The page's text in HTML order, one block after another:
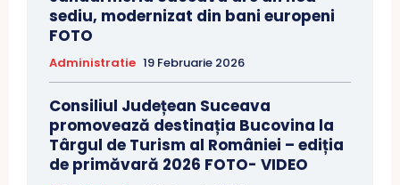
sediu, modernizat din bani europeni
FOTO
Administratie 19 Februarie 2026
Consiliul Județean Suceava
promovează destinația Bucovina la
Târgul de Turism al României – ediția
de primăvară 2026 FOTO- VIDEO